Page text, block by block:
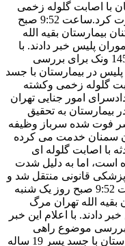
با اصابت گلوله زخمی
شده بود در بیمارستان بقیه الله تهران فوت کرد.ساعت 9:52 صبح
بیمارستان بقیه الله
پلیس خبر دادند. با
اعلام این خبر تیمی از مأموران کلانتری 145 ونک برای بررسی
در بیمارستان با جسد
گلوله زخمی وکشته
امور جنایی تهران
بیمارستان به تحقیق
فوت شده سرباز وظیفه
سمنان خدمت می کرده
با اصابت گلوله ای
است، اما به دلیل شدت
قانونی منتقل شد و
تحقیقات درباره این حادثه آغاز شد. ساعت 9:52 صبح روز یک شنبه
بقیه الله تهران مرگ
دادند. با اعلام این خبر
145 ونک برای بررسی موضوع راهی
بیمارستان شدند. مأموران پلیس در بیمارستان با جسد پسر 19 ساله